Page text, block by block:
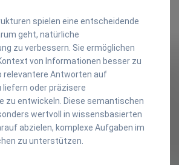
spielen eine entscheidende
geht, natürliche
zu verbessern. Sie ermöglichen
von Informationen besser zu
relevantere Antworten auf
liefern oder präzisere
zu entwickeln. Diese semantischen
wertvoll in wissensbasierten
abzielen, komplexe Aufgaben im
zu unterstützen.